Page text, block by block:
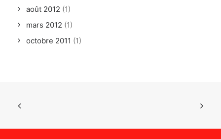
août 2012 (1)
mars 2012 (1)
octobre 2011 (1)